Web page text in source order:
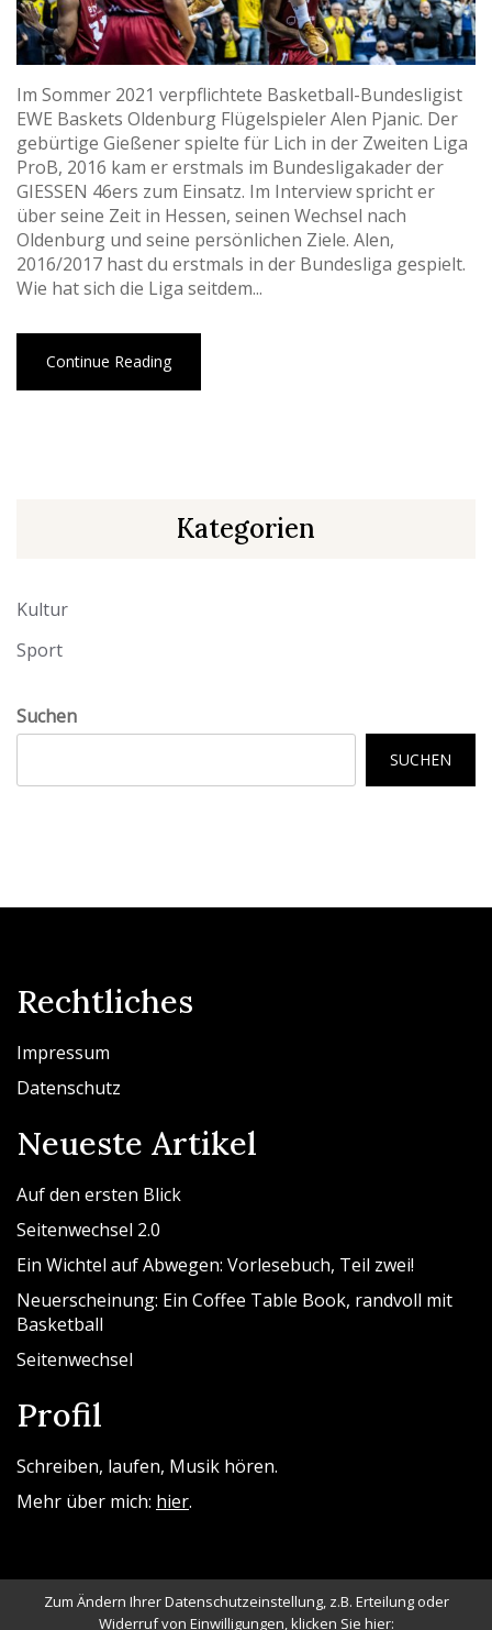
Im Sommer 2021 verpflichtete Basketball-Bundesligist
EWE Baskets Oldenburg Flügelspieler Alen Pjanic. Der
gebürtige Gießener spielte für Lich in der Zweiten Liga
ProB, 2016 kam er erstmals im Bundesligakader der
GIESSEN 46ers zum Einsatz. Im Interview spricht er
über seine Zeit in Hessen, seinen Wechsel nach
Oldenburg und seine persönlichen Ziele. Alen,
2016/2017 hast du erstmals in der Bundesliga gespielt.
Wie hat sich die Liga seitdem...
Continue Reading
Kategorien
Kultur
Sport
Suchen
SUCHEN
Rechtliches
Impressum
Datenschutz
Neueste Artikel
Auf den ersten Blick
Seitenwechsel 2.0
Ein Wichtel auf Abwegen: Vorlesebuch, Teil zwei!
Neuerscheinung: Ein Coffee Table Book, randvoll mit
Basketball
Seitenwechsel
Profil
Schreiben, laufen, Musik hören.
Mehr über mich: hier.
Zum Ändern Ihrer Datenschutzeinstellung, z.B. Erteilung oder
Widerruf von Einwilligungen, klicken Sie hier: